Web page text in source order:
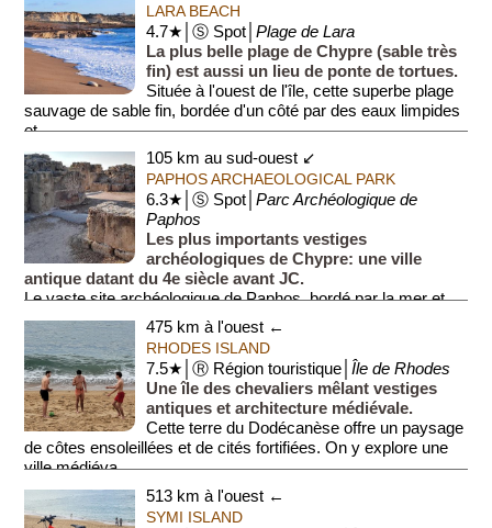
LARA BEACH
4.7★│Ⓢ Spot│Plage de Lara
La plus belle plage de Chypre (sable très
fin) est aussi un lieu de ponte de tortues.
Située à l'ouest de l'île, cette superbe plage
sauvage de sable fin, bordée d'un côté par des eaux limpides
et ...
105 km au sud-ouest ↙
PAPHOS ARCHAEOLOGICAL PARK
6.3★│Ⓢ Spot│Parc Archéologique de
Paphos
Les plus importants vestiges
archéologiques de Chypre: une ville
antique datant du 4e siècle avant JC.
Le vaste site archéologique de Paphos, bordé par la mer et
cerné par la station balnéaire mod...
475 km à l'ouest ←
RHODES ISLAND
7.5★│Ⓡ Région touristique│Île de Rhodes
Une île des chevaliers mêlant vestiges
antiques et architecture médiévale.
Cette terre du Dodécanèse offre un paysage
de côtes ensoleillées et de cités fortifiées. On y explore une
ville médiéva...
513 km à l'ouest ←
SYMI ISLAND